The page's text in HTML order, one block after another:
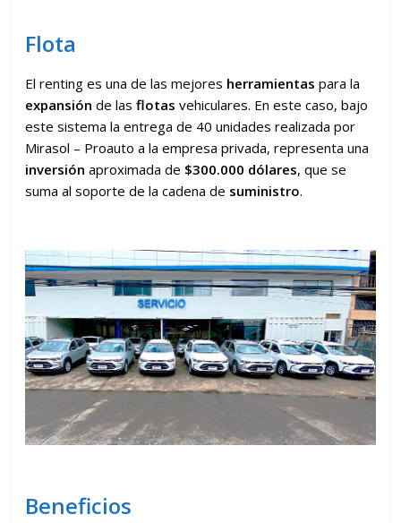
Flota
El renting es una de las mejores herramientas para la
expansión de lasflotas vehiculares. En este caso, bajo
este sistema la entrega de 40 unidades realizada por
Mirasol – Proauto a la empresa privada, representa una
inversión aproximada de $300.000 dólares, que se
suma al soporte de la cadena de suministro.
Beneficios